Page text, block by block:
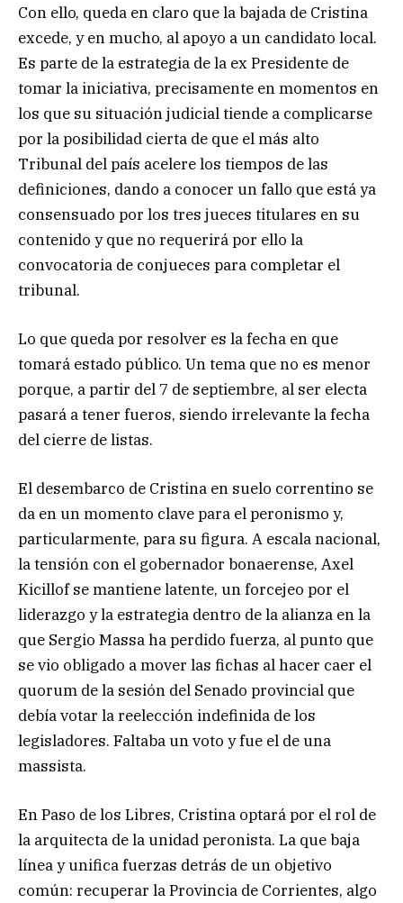
Con ello, queda en claro que la bajada de Cristina
excede, y en mucho, al apoyo a un candidato local.
Es parte de la estrategia de la ex Presidente de
tomar la iniciativa, precisamente en momentos en
los que su situación judicial tiende a complicarse
por la posibilidad cierta de que el más alto
Tribunal del país acelere los tiempos de las
definiciones, dando a conocer un fallo que está ya
consensuado por los tres jueces titulares en su
contenido y que no requerirá por ello la
convocatoria de conjueces para completar el
tribunal.
Lo que queda por resolver es la fecha en que
tomará estado público. Un tema que no es menor
porque, a partir del 7 de septiembre, al ser electa
pasará a tener fueros, siendo irrelevante la fecha
del cierre de listas.
El desembarco de Cristina en suelo correntino se
da en un momento clave para el peronismo y,
particularmente, para su figura. A escala nacional,
la tensión con el gobernador bonaerense, Axel
Kicillof se mantiene latente, un forcejeo por el
liderazgo y la estrategia dentro de la alianza en la
que Sergio Massa ha perdido fuerza, al punto que
se vio obligado a mover las fichas al hacer caer el
quorum de la sesión del Senado provincial que
debía votar la reelección indefinida de los
legisladores. Faltaba un voto y fue el de una
massista.
En Paso de los Libres, Cristina optará por el rol de
la arquitecta de la unidad peronista. La que baja
línea y unifica fuerzas detrás de un objetivo
común: recuperar la Provincia de Corrientes, algo